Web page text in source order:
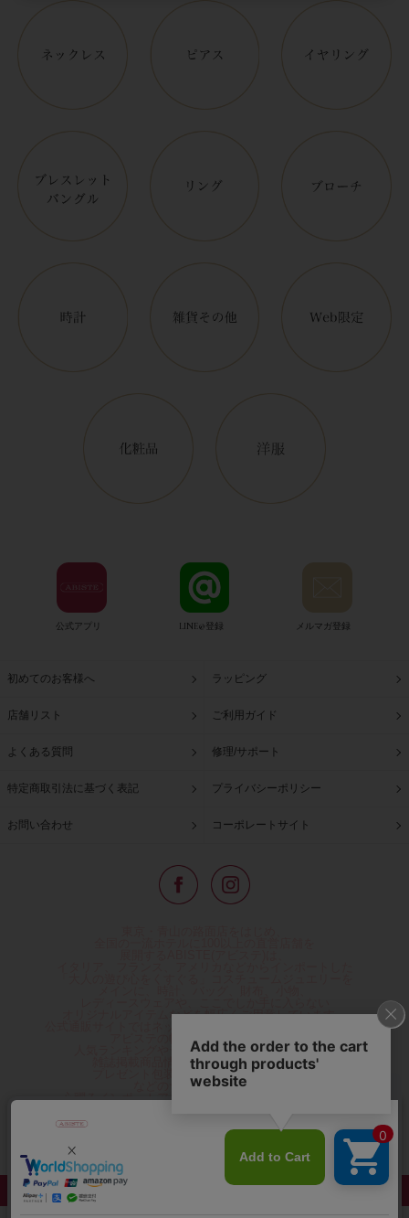
公式アプリ LINE@登録 メルマガ登録
初めてのお客様へ ラッピング
店舗リスト ご利用ガイド
よくある質問 修理/サポート
特定商取引法に基づく表記 プライバシーポリシー
お問い合わせ コーポレートサイト
オリジナルアイテムなどを幅広くご用意しています。
アビステの幅広い商品を取り揃え、
人気ランキングやテレビなどメディア着用商品、
雑誌掲載商品情報を紹介するコンテンツ、
プレゼント包装無料や独自のポイント還元
などのサービスをご提供。
心躍るインポートアクセサリーや時計、小物などで、
夢やときめきを与えられるよう願っています。
◆ギフトラッピング無料/11,000円以上のご注文で送料無料◆
©ABISTE WEB SHOP